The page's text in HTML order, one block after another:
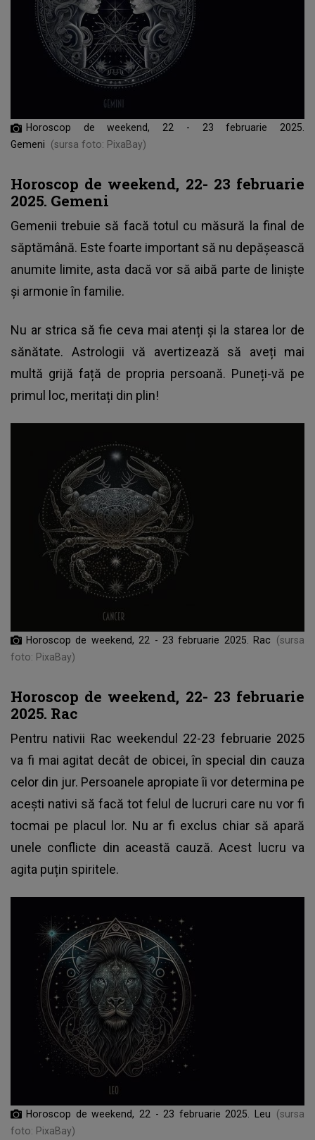
Horoscop de weekend, 22 - 23 februarie 2025.
Gemeni
(sursa foto: PixaBay)
Horoscop de weekend, 22- 23 februarie
2025. Gemeni
Gemenii trebuie să facă totul cu măsură la final de
săptămână. Este foarte important să nu depășească
anumite limite, asta dacă vor să aibă parte de liniște
și armonie în familie.
Nu ar strica să fie ceva mai atenți și la starea lor de
sănătate. Astrologii vă avertizează să aveți mai
multă grijă față de propria persoană. Puneți-vă pe
primul loc, meritați din plin!
Horoscop de weekend, 22 - 23 februarie 2025. Rac
(sursa
foto: PixaBay)
Horoscop de weekend, 22- 23 februarie
2025. Rac
Pentru nativii Rac weekendul 22-23 februarie 2025
va fi mai agitat decât de obicei, în special din cauza
celor din jur. Persoanele apropiate îi vor determina pe
acești nativi să facă tot felul de lucruri care nu vor fi
tocmai pe placul lor. Nu ar fi exclus chiar să apară
unele conflicte din această cauză. Acest lucru va
agita puțin spiritele.
Horoscop de weekend, 22 - 23 februarie 2025. Leu
(sursa
foto: PixaBay)